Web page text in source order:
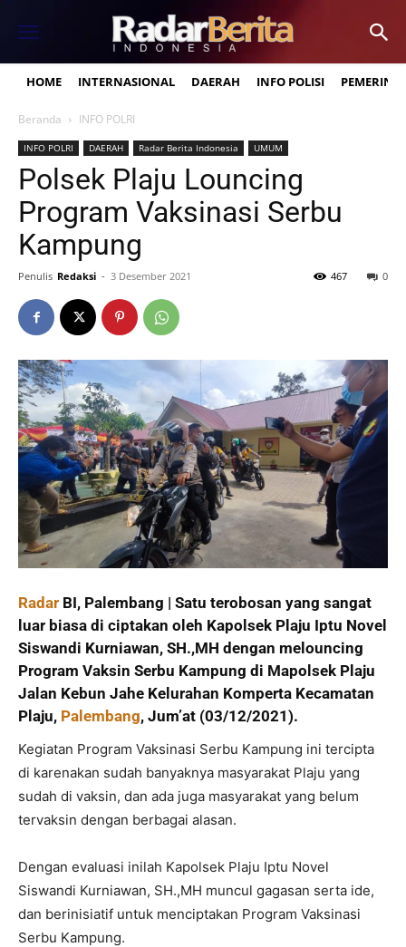
HOME INTERNASIONAL DAERAH INFO POLISI
Beranda INFO POLRI
INFO POLRI DAERAH Radar Berita Indonesia UMUM
Polsek Plaju Louncing
Program Vaksinasi Serbu
Kampung
Penulis Redaksi - 3 Desember 2021 0
467
Radar BI, Palembang | Satu terobosan yang sangat
luar biasa di ciptakan oleh Kapolsek Plaju Iptu Novel
Siswandi Kurniawan, SH.,MH dengan melouncing
Program Vaksin Serbu Kampung di Mapolsek Plaju
Jalan Kebun Jahe Kelurahan Komperta Kecamatan
Plaju, Palembang, Jum’at (03/12/2021).
Kegiatan Program Vaksinasi Serbu Kampung ini tercipta
di karenakan sudah banyaknya masyarakat Plaju yang
sudah di vaksin, dan ada juga masyarakat yang belum
tervaksin dengan berbagai alasan.
Dengan evaluasi inilah Kapolsek Plaju Iptu Novel
Siswandi Kurniawan, SH.,MH muncul gagasan serta ide,
dan berinisiatif untuk menciptakan Program Vaksinasi
Serbu Kampung.